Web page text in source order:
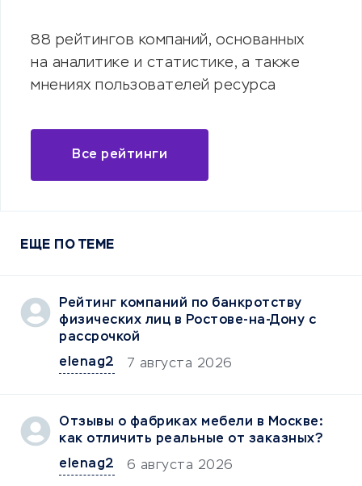
Все рейтинги
88 рейтингов компаний, основанных
на аналитике и статистике, а также
мнениях пользователей ресурса
ЕЩЕ ПО ТЕМЕ
Рейтинг компаний по банкротству
физических лиц в Ростове-на-Дону с
рассрочкой
elenag2
7 августа 2026
Отзывы о фабриках мебели в Москве:
как отличить реальные от заказных?
elenag2
6 августа 2026